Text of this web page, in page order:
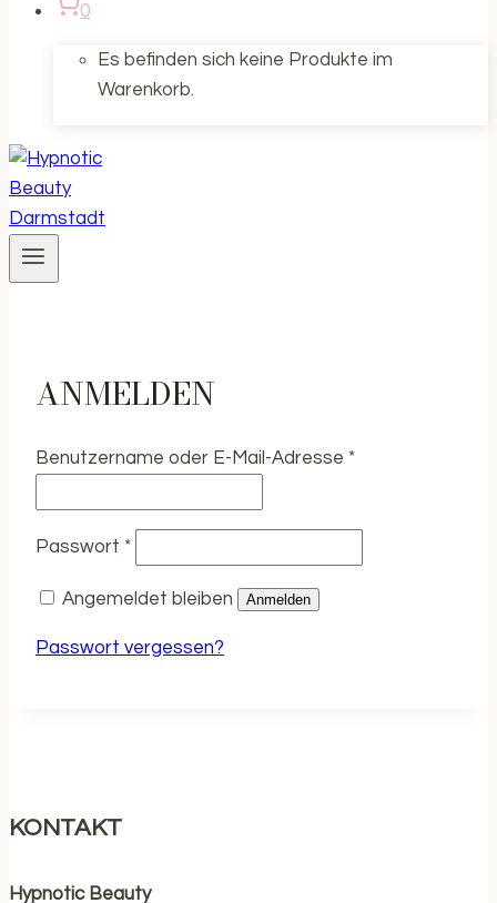
0
Es befinden sich keine Produkte im
Warenkorb.
ANMELDEN
Benutzername oder E-Mail-Adresse *Erforderlich
Passwort *Erforderlich
Angemeldet bleiben Anmelden
Passwort vergessen?
KONTAKT
Hypnotic Beauty